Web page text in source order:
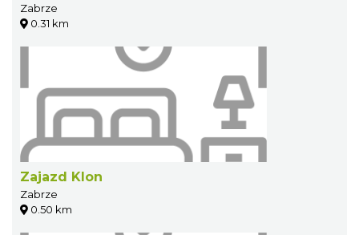
Zabrze
0.31 km
Zajazd Klon
Zabrze
0.50 km